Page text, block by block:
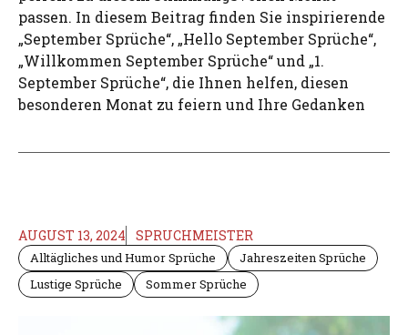
passen. In diesem Beitrag finden Sie inspirierende
„September Sprüche“, „Hello September Sprüche“,
„Willkommen September Sprüche“ und „1.
September Sprüche“, die Ihnen helfen, diesen
besonderen Monat zu feiern und Ihre Gedanken
AUGUST 13, 2024 SPRUCHMEISTER
Alltägliches und Humor Sprüche
Jahreszeiten Sprüche
Lustige Sprüche
Sommer Sprüche